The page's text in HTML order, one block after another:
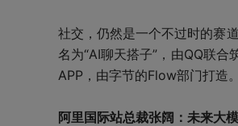
社交，仍然是一个不过时的赛
名为“AI聊天搭子”，由QQ联
APP，由字节的Flow部门打造。
阿里国际站总裁张阔：未来大